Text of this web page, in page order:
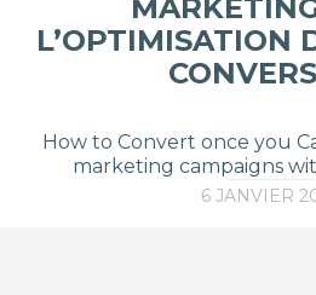
L’OPTIMISATION
How to Convert once you
marketing campaigns
6 JANVIER